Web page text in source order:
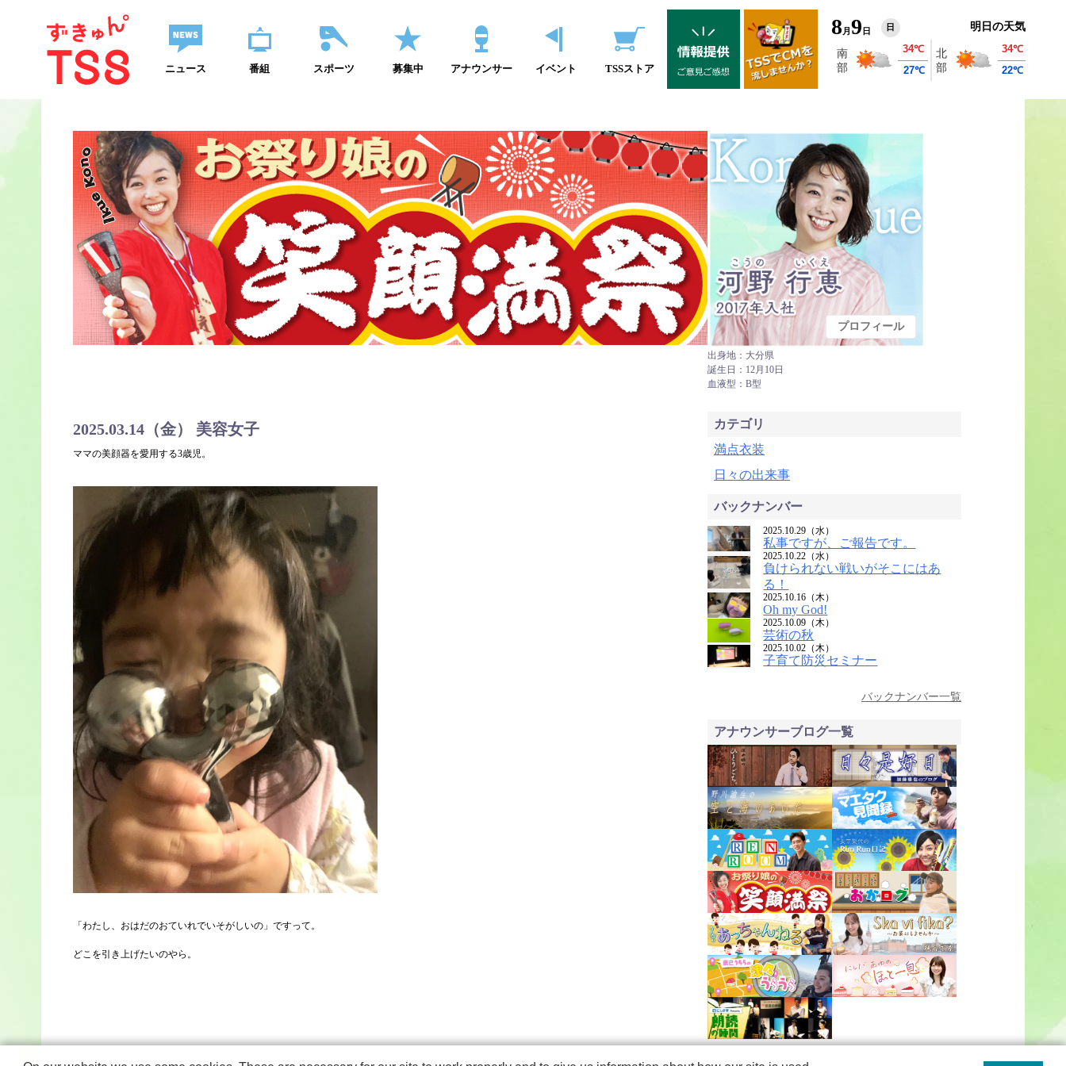
ニュース 番組 スポーツ 募集中 アナウンサー イベント TSSストア
8 月9 日 日 明日の天気
プロフィール
出身地：大分県
誕生日：12月10日
血液型：B型
2025.03.14（金） 美容女子
ママの美顔器を愛用する3歳児。
「わたし、おはだのおていれでいそがしいの」ですって。
どこを引き上げたいのやら。
カテゴリ
満点衣装
日々の出来事
バックナンバー
2025.10.29（水）
私事ですが、ご報告です。
2025.10.22（水）
負けられない戦いがそこにはあ
る！
2025.10.16（木）
Oh my God!
2025.10.09（木）
芸術の秋
2025.10.02（木）
子育て防災セミナー
バックナンバー一覧
アナウンサーブログ一覧